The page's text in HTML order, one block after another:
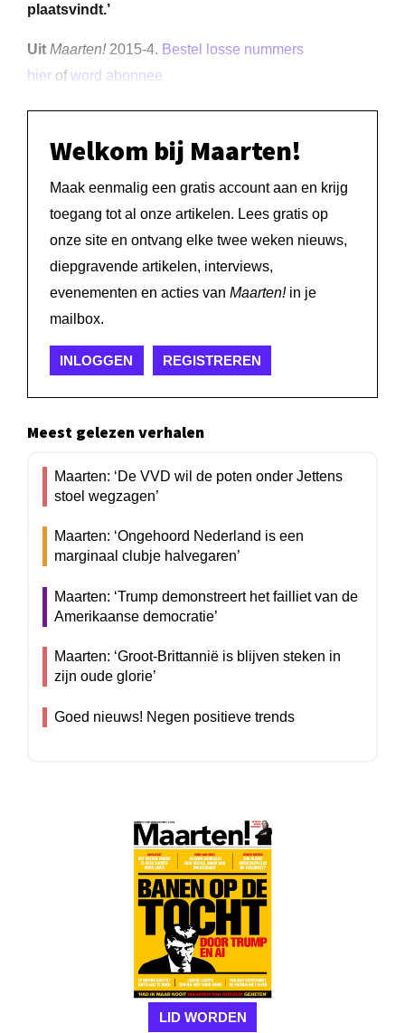
plaatsvindt.’
Uit Maarten!2015-4. Bestel losse nummers
hier ofword abonnee
Welkom bij Maarten!
Maak eenmalig een gratis account aan en krijg
toegang tot al onze artikelen. Lees gratis op
onze site en ontvang elke twee weken nieuws,
diepgravende artikelen, interviews,
evenementen en acties van Maarten!in je
mailbox.
INLOGGEN REGISTREREN
Meest gelezen verhalen
Maarten: ‘De VVD wil de poten onder Jettens
stoel wegzagen’
Maarten: ‘Ongehoord Nederland is een
marginaal clubje halvegaren’
Maarten: ‘Trump demonstreert het failliet van de
Amerikaanse democratie’
Maarten: ‘Groot-Brittannië is blijven steken in
zijn oude glorie’
Goed nieuws! Negen positieve trends
LID WORDEN